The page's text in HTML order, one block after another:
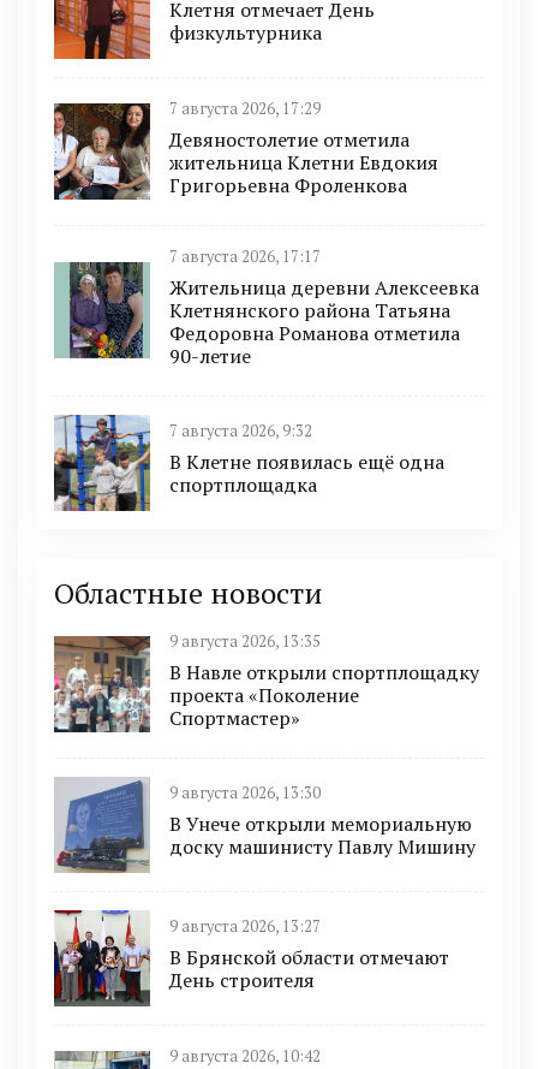
Клетня отмечает День
физкультурника
7 августа 2026, 17:29
Девяностолетие отметила
жительница Клетни Евдокия
Григорьевна Фроленкова
7 августа 2026, 17:17
Жительница деревни Алексеевка
Клетнянского района Татьяна
Федоровна Романова отметила
90-летие
7 августа 2026, 9:32
В Клетне появилась ещё одна
спортплощадка
Областные новости
9 августа 2026, 13:35
В Навле открыли спортплощадку
проекта «Поколение
Спортмастер»
9 августа 2026, 13:30
В Унече открыли мемориальную
доску машинисту Павлу Мишину
9 августа 2026, 13:27
В Брянской области отмечают
День строителя
9 августа 2026, 10:42